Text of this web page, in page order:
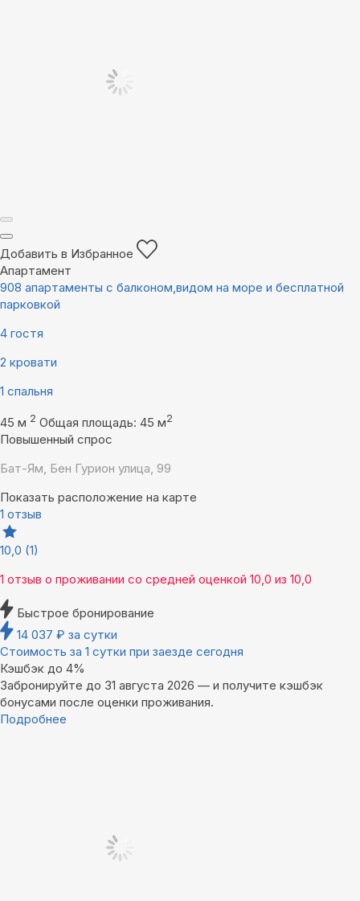
Добавить в Избранное
Апартамент
908 апартаменты с балконом,видом на море и бесплатной
парковкой
4 гостя
2 кровати
1 спальня
45 м 2 Общая площадь: 45 м2
Повышенный спрос
Бат-Ям, Бен Гурион улица, 99
Показать расположение на карте
1 отзыв
10,0 (1)
1 отзыв о проживании со средней оценкой 10,0 из 10,0
Быстрое бронирование
14 037 ₽ за сутки
Стоимость за 1 сутки при заезде сегодня
Кэшбэк до 4%
Забронируйте до 31 августа 2026 — и получите кэшбэк
бонусами после оценки проживания.
Подробнее